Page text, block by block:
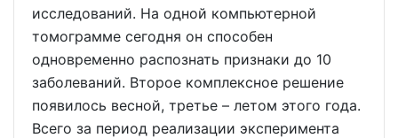
исследований. На одной компьютерной
томограмме сегодня он способен
одновременно распознать признаки до 10
заболеваний. Второе комплексное решение
появилось весной, третье – летом этого года.
Всего за период реализации эксперимента